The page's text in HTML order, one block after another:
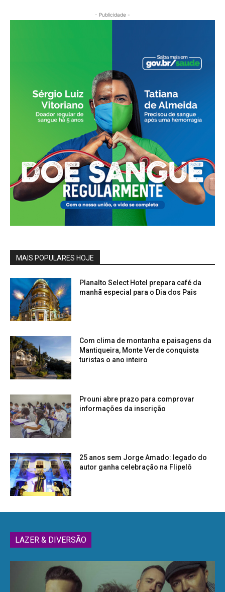
- Publicidade -
MAIS POPULARES HOJE
Planalto Select Hotel prepara café da
manhã especial para o Dia dos Pais
Com clima de montanha e paisagens da
Mantiqueira, Monte Verde conquista
turistas o ano inteiro
Prouni abre prazo para comprovar
informações da inscrição
25 anos sem Jorge Amado: legado do
autor ganha celebração na Flipelô
LAZER & DIVERSÃO